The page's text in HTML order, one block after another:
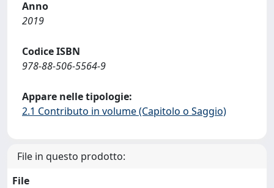
Anno
2019
Codice ISBN
978-88-506-5564-9
Appare nelle tipologie:
2.1 Contributo in volume (Capitolo o Saggio)
File in questo prodotto:
File